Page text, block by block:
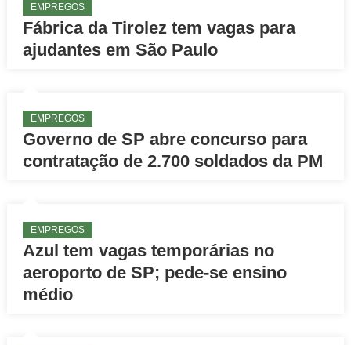
EMPREGOS
Fábrica da Tirolez tem vagas para
ajudantes em São Paulo
EMPREGOS
Governo de SP abre concurso para
contratação de 2.700 soldados da PM
EMPREGOS
Azul tem vagas temporárias no
aeroporto de SP; pede-se ensino
médio